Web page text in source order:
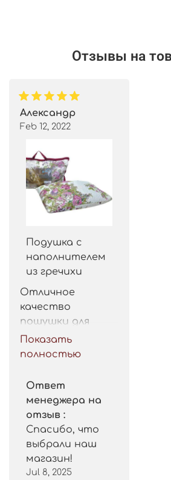
Отзывы на
Александр
Feb 12, 2022
Подушка с
наполнителем
из гречихи
Отличное
качество
пошушки для
такой цены.
Рекомендую.
Показать
полностью
Ответ
менеджера на
отзыв :
Спасибо, что
выбрали наш
магазин!
Jul 8, 2025